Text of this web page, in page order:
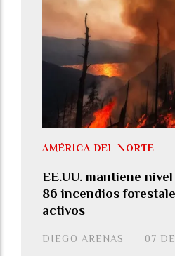
EE.UU. mantiene
86 incendios
activos
DIEGO ARENAS
AMÉRICA DEL NORTE
07